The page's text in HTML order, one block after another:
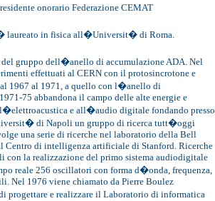
onorario Federazione CEMAT
laureato in fisica all�Universit� di Roma.
del gruppo dell�anello di accumulazione ADA. Nel
effettuati al CERN con il protosincrotone e
1967 al 1971, a quello con l�anello di
75 abbandona il campo delle alte energie e
e all�audio digitale fondando presso
di Napoli un gruppo di ricerca tutt�oggi
una serie di ricerche nel laboratorio della Bell
Centro di intelligenza artificiale di Stanford. Ricerche
con la realizzazione del primo sistema audiodigitale
reale 256 oscillatori con forma d�onda, frequenza,
Nel 1976 viene chiamato da Pierre Boulez
e realizzare il Laboratorio di informatica